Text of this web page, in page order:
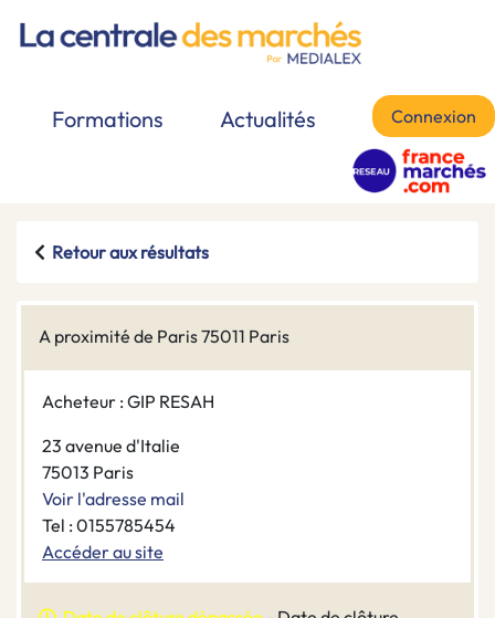
Formations Actualités Connexion
Retour aux résultats
A proximité de Paris 75011 Paris
Acheteur : GIP RESAH
23 avenue d'Italie
75013 Paris
Voir l'adresse mail
Tel : 0155785454
Accéder au site